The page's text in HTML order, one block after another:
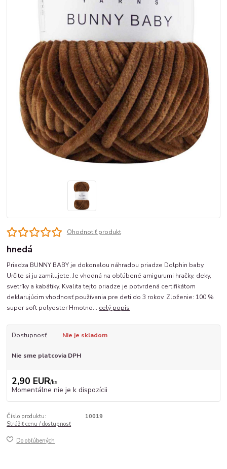
Ohodnotiť produkt
hnedá
Priadza BUNNY BABY je dokonalou náhradou priadze Dolphin baby.
Určite si ju zamilujete. Je vhodná na obľúbené amigurumi hračky, deky,
svetríky a kabátiky. Kvalita tejto priadze je potvrdená certifikátom
deklarujúcim vhodnosť používania pre deti do 3 rokov. Zloženie: 100 %
super soft polyester Hmotno... celý popis
Dostupnosť Nie je skladom
Nie sme platcovia DPH
2,90 EUR/ks
Momentálne nie je k dispozícii
Číslo produktu:
10019
Strážiť cenu / dostupnosť
Do obľúbených